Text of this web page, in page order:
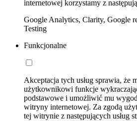
internetowej korzystamy z
Google Analytics, Clarity, Google
Testing
Funkcjonalne
Akceptacja tych usług sprawia, że
użytkownikowi funkcje
podstawowe i umożliwić mu
witryny internetowej. Za zgodą
tej witrynie z następujących usług